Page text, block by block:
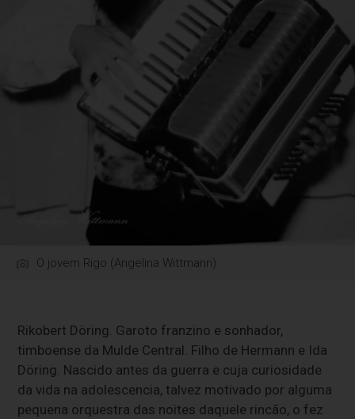
O jovem Rigo (Angelina Wittmann)
Rikobert Döring. Garoto franzino e sonhador,
timboense da Mulde Central. Filho de Hermann e Ida
Döring. Nascido antes da guerra e cuja curiosidade
da vida na adolescencia, talvez motivado por alguma
pequena orquestra das noites daquele rincão, o fez